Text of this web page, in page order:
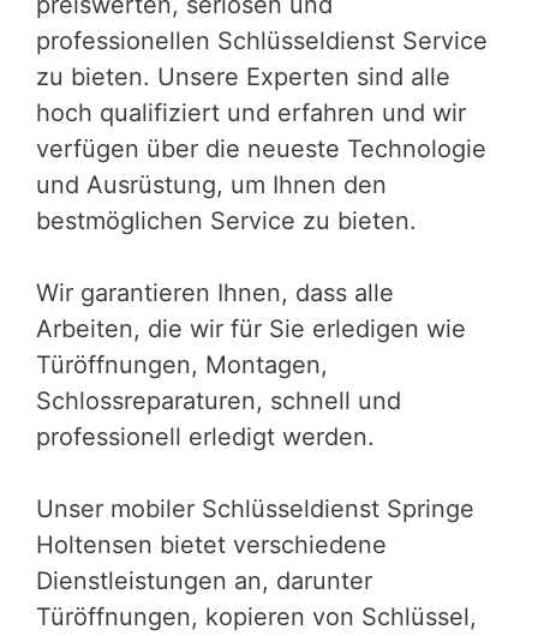
professionellen Schlüsseldienst Service
zu bieten. Unsere Experten sind alle
hoch qualifiziert und erfahren und wir
verfügen über die neueste Technologie
und Ausrüstung, um Ihnen den
bestmöglichen Service zu bieten.
Wir garantieren Ihnen, dass alle
Arbeiten, die wir für Sie erledigen wie
Türöffnungen, Montagen,
Schlossreparaturen, schnell und
professionell erledigt werden.
Unser mobiler Schlüsseldienst Springe
Holtensen bietet verschiedene
Dienstleistungen an, darunter
Türöffnungen, kopieren von Schlüssel,